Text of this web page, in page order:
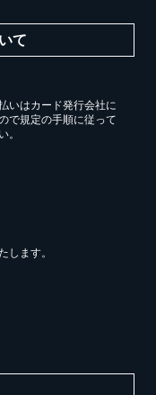
て
いはカード発行会社に
で規定の手順に従って
。
します。